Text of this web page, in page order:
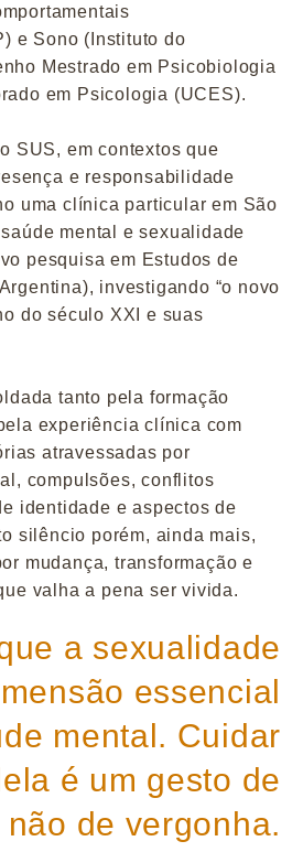
e Sono (Instituto do
Mestrado em Psicobiologia
em Psicologia (UCES).
SUS, em contextos que
e responsabilidade
uma clínica particular em São
mental e sexualidade
pesquisa em Estudos de
investigando “o novo
do século XXI e suas
tanto pela formação
experiência clínica com
atravessadas por
compulsões, conflitos
identidade e aspectos de
silêncio porém, ainda mais,
mudança, transformação e
valha a pena ser vivida.
a sexualidade
essencial
mental. Cuidar
é um gesto de
de vergonha.